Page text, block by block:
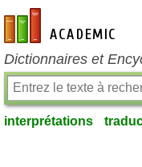
fr-academic.com
Dictionnaires et
interprétations